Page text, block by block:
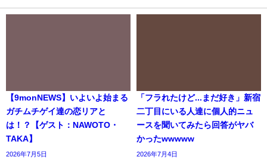
【9monNEWS】いよいよ始まる
ガチムチゲイ達の恋リアと
は！？【ゲスト：NAWOTO・
TAKA】
2026年7月5日
「フラれたけど...まだ好き」新宿
二丁目にいる人達に個人的ニュ
ースを聞いてみたら回答がヤバ
かったwwwww
2026年7月4日